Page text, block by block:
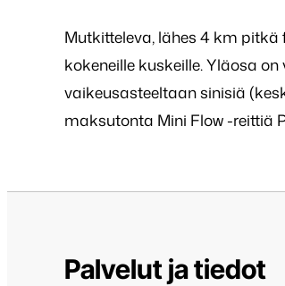
Mutkitteleva, lähes 4 km
kokeneille kuskeille. Yläosa
vaikeusasteeltaan sinisiä
maksutonta Mini Flow -reittiä
Palvelut ja tiedot